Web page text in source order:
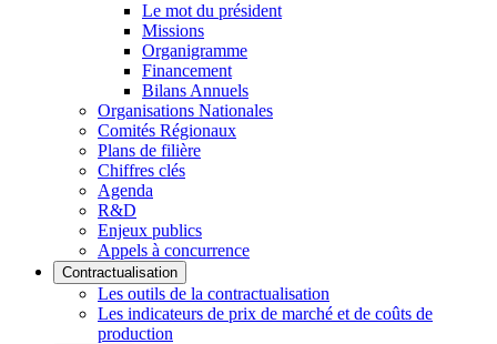
Le mot du président
Missions
Organigramme
Financement
Bilans Annuels
Organisations Nationales
Comités Régionaux
Plans de filière
Chiffres clés
Agenda
R&D
Enjeux publics
Appels à concurrence
Contractualisation
Les outils de la contractualisation
Les indicateurs de prix de marché et de coûts de
production